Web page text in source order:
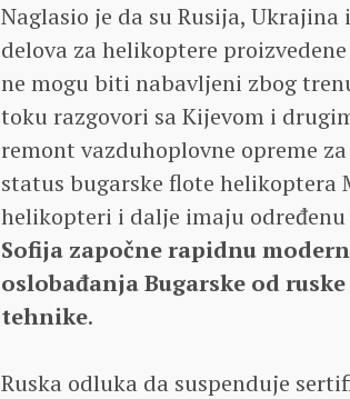
Naglasio je da su Rusija,
delova za helikoptere
ne mogu biti nabavljeni zbog
toku razgovori sa Kijevom i
remont vazduhoplovne opreme
status bugarske flote helikoptera
helikopteri i dalje imaju
Sofija započne rapidnu
oslobađanja Bugarske od
tehnike.
Ruska odluka da suspenduje